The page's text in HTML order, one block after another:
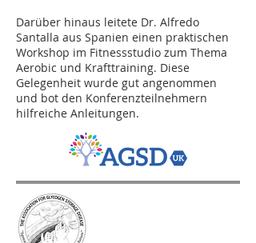
Darüber hinaus leitete Dr. Alfredo
Santalla aus Spanien einen praktischen
Workshop im Fitnessstudio zum Thema
Aerobic und Krafttraining. Diese
Gelegenheit wurde gut angenommen
und bot den Konferenzteilnehmern
hilfreiche Anleitungen.